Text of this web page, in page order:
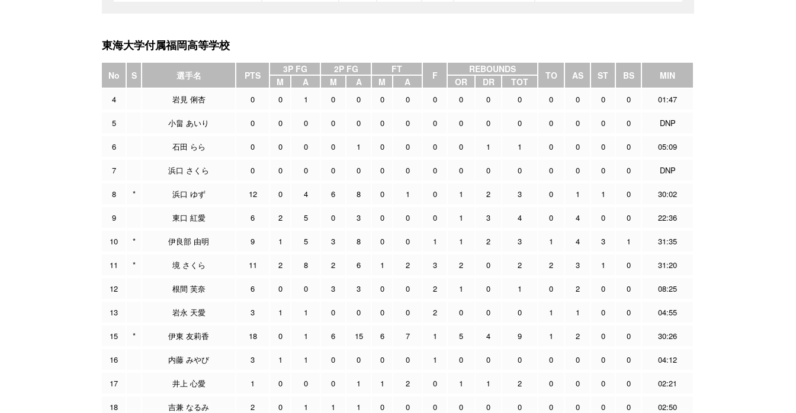
東海大学付属福岡高等学校
No S 選手名 PTS
3P FG 2P FG FT
F
REBOUNDS
TO AS ST BS MIN
M A M A M A OR DR TOT
4 岩見 俐杏 0 0 1 0 0 0 0 0 0 0 0 0 0 0 0 01:47
5 小畠 あいり 0 0 0 0 0 0 0 0 0 0 0 0 0 0 0 DNP
6 石田 らら 0 0 0 0 1 0 0 0 0 1 1 0 0 0 0 05:09
7 浜口 さくら 0 0 0 0 0 0 0 0 0 0 0 0 0 0 0 DNP
8 * 浜口 ゆず 12 0 4 6 8 0 1 0 1 2 3 0 1 1 0 30:02
9 東口 紅愛 6 2 5 0 3 0 0 0 1 3 4 0 4 0 0 22:36
10 * 伊良部 由明 9 1 5 3 8 0 0 1 1 2 3 1 4 3 1 31:35
11 * 境 さくら 11 2 8 2 6 1 2 3 2 0 2 2 3 1 0 31:20
12 根間 芙奈 6 0 0 3 3 0 0 2 1 0 1 0 2 0 0 08:25
13 岩永 天愛 3 1 1 0 0 0 0 2 0 0 0 1 1 0 0 04:55
15 * 伊東 友莉香 18 0 1 6 15 6 7 1 5 4 9 1 2 0 0 30:26
16 内藤 みやび 3 1 1 0 0 0 0 1 0 0 0 0 0 0 0 04:12
17 井上 心愛 1 0 0 0 1 1 2 0 1 1 2 0 0 0 0 02:21
18 吉兼 なるみ 2 0 1 1 1 0 0 0 0 0 0 0 0 0 0 02:50